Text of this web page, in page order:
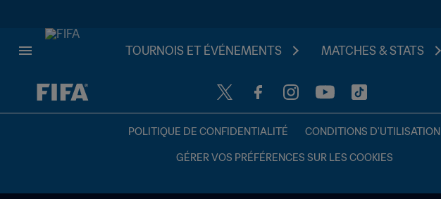
TOURNOIS ET ÉVÉNEMENTS MATCHES & STATS
à dét. – à dét.
POLITIQUE DE CONFIDENTIALITÉ CONDITIONS D'UTILISATION
GÉRER VOS PRÉFÉRENCES SUR LES COOKIES